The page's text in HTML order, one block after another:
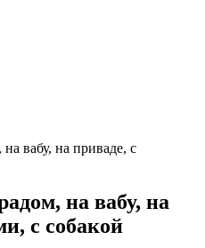
вабу, на приваде, с
на вабу, на
с собакой